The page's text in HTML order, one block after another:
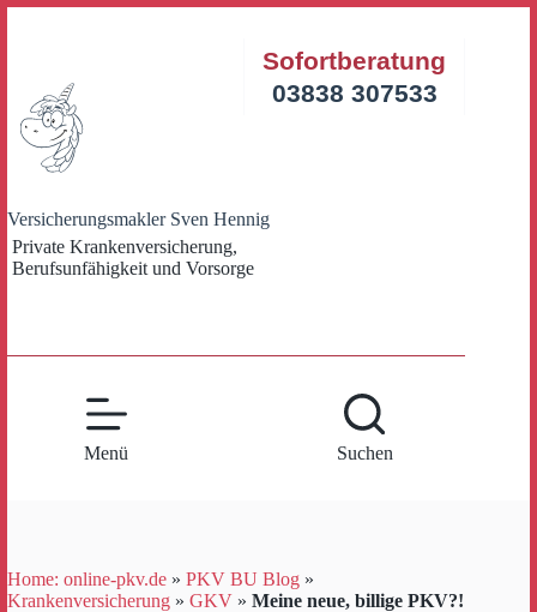
Versicherungsmakler Sven Hennig
Private Krankenversicherung,
Berufsunfähigkeit und Vorsorge
Sofortberatung
03838 307533
Menü Suchen
Home: online-pkv.de » PKV BU Blog »
Krankenversicherung » GKV » Meine neue, billige PKV?!